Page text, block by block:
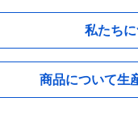
私たち
商品について生